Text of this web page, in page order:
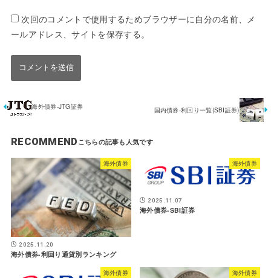
次回のコメントで使用するためブラウザーに自分の名前、メ
ールアドレス、サイトを保存する。
海外債券-JTG証券 国内債券-利回り一覧(SBI証券)
RECOMMEND
海外債券
2025.11.20
海外債券-利回り通貨別ランキング
海外債券
2025.11.07
海外債券-SBI証券
海外債券 海外債券